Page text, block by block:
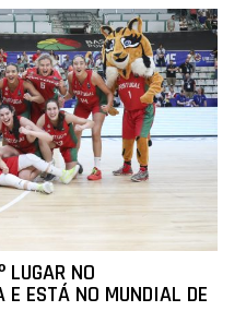
LUGAR NO
E ESTÁ NO MUNDIAL DE